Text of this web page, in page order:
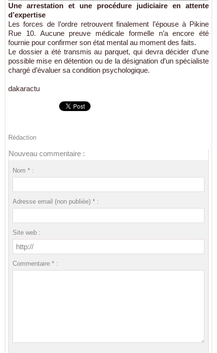
Une arrestation et une procédure judiciaire en attente
d’expertise
Les forces de l’ordre retrouvent finalement l’épouse à Pikine
Rue 10. Aucune preuve médicale formelle n’a encore été
fournie pour confirmer son état mental au moment des faits.
Le dossier a été transmis au parquet, qui devra décider d’une
possible mise en détention ou de la désignation d’un spécialiste
chargé d’évaluer sa condition psychologique.
dakaractu
Rédaction
Nouveau commentaire :
Nom * :
Adresse email (non publiée) * :
Site web :
Commentaire * :